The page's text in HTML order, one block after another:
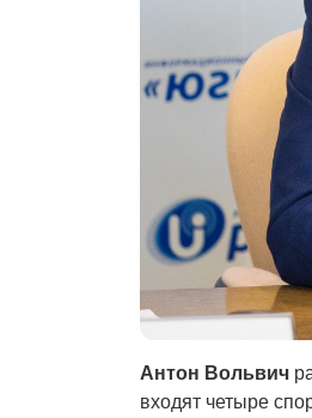
Антон Вольвич
входят четыре